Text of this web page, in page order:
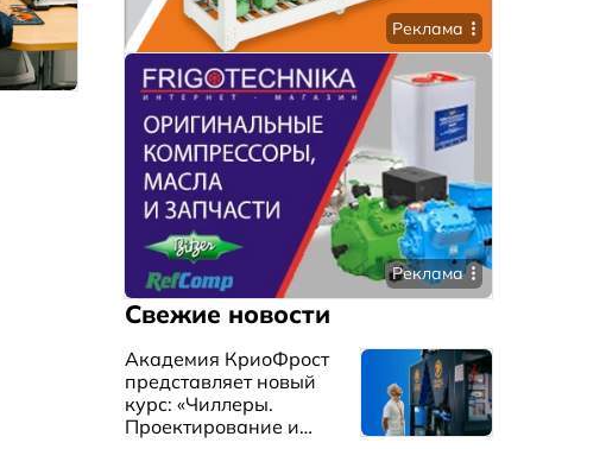
Реклама
Реклама
Свежие новости
Академия КриоФрост
представляет новый
курс: «Чиллеры.
Проектирование и